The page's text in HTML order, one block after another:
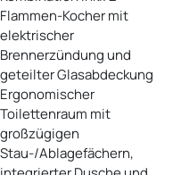
Flammen-Kocher mit
elektrischer
Brennerzündung und
geteilter Glasabdeckung
Ergonomischer
Toilettenraum mit
großzügigen
Stau-/Ablagefächern,